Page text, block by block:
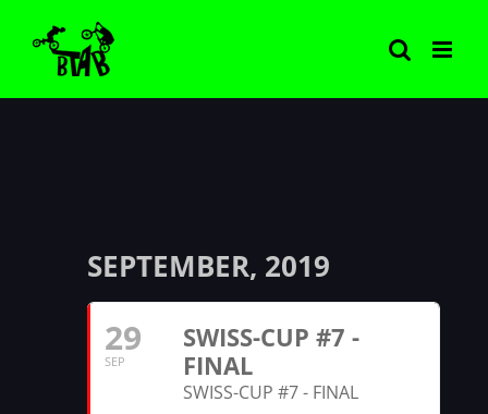
Inhalt
springen
SEPTEMBER, 2019
29
SEP
SWISS-CUP #7 -
FINAL
SWISS-CUP #7 - FINAL